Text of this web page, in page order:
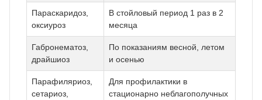
Параскаридоз,
оксиуроз
В стойловый период 1 раз в 2
месяца
Габронематоз,
драйшиоз
По показаниям весной, летом
и осенью
Парафиляриоз,
сетариоз,
Для профилактики в
стационарно неблагополучных